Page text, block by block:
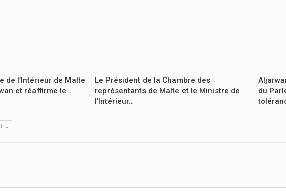
de l’Intérieur de Malte
et réaffirme le…
Le Président de la Chambre des
représentants de Malte et le Ministre de
l’Intérieur…
du